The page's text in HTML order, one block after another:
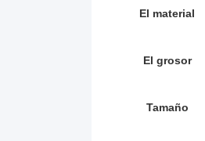
El material
El grosor
Tamaño